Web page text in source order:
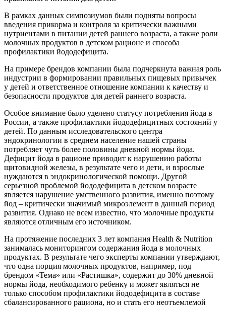
В рамках данных симпозиумов были подняты вопросы
введения прикорма и контроля за критически важными
нутриентами в питании детей раннего возраста, а также роли
молочных продуктов в детском рационе и способа
профилактики йододефицита.
На примере брендов компании была подчеркнута важная роль
индустрии в формировании правильных пищевых привычек
у детей и ответственное отношение компании к качеству и
безопасности продуктов для детей раннего возраста.
Особое внимание было уделено статусу потребления йода в
России, а также профилактики йододефицитных состояний у
детей. По данным исследовательского центра
эндокринологии в среднем население нашей страны
потребляет чуть более половины дневной нормы йода.
Дефицит йода в рационе приводит к нарушению работы
щитовидной железы, в результате чего и дети, и взрослые
нуждаются в эндокринологической помощи. Другой
серьезной проблемой йододефицита в детском возрасте
является нарушение умственного развития, именно поэтому
йод – критически значимый микроэлемент в данный период
развития. Однако не всем известно, что молочные продукты
являются отличным его источником.
На протяжение последних 3 лет компания Health & Nutrition
занималась мониторингом содержания йода в молочных
продуктах. В результате чего эксперты компании утверждают,
что одна порция молочных продуктов, например, под
брендом «Тема» или «Растишка», содержит до 30% дневной
нормы йода, необходимого ребенку и может являться не
только способом профилактики йододефицита в составе
сбалансированного рациона, но и стать его неотъемлемой